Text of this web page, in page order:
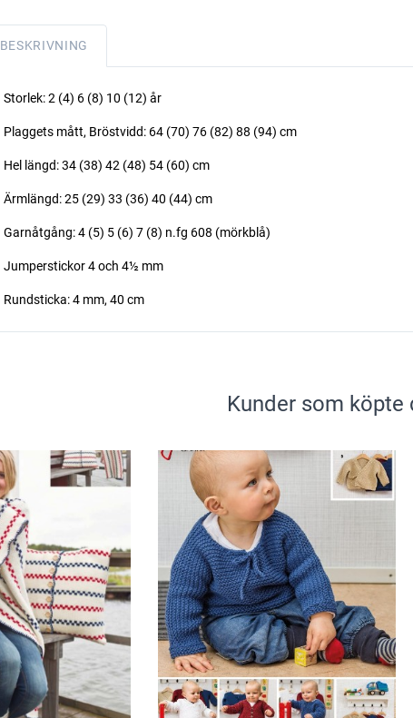
BESKRIVNING
Storlek: 2 (4) 6 (8) 10 (12) år
Plaggets mått, Bröstvidd: 64 (70) 76 (82) 88 (94) cm
Hel längd: 34 (38) 42 (48) 54 (60) cm
Ärmlängd: 25 (29) 33 (36) 40 (44) cm
Garnåtgång: 4 (5) 5 (6) 7 (8) n.fg 608 (mörkblå)
Jumperstickor 4 och 4½ mm
Rundsticka: 4 mm, 40 cm
Kunder som köpte